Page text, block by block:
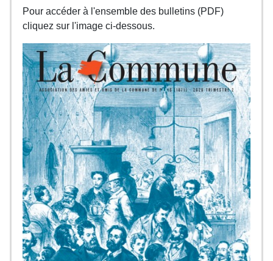
Pour accéder à l'ensemble des bulletins (PDF)
cliquez sur l'image ci-dessous.